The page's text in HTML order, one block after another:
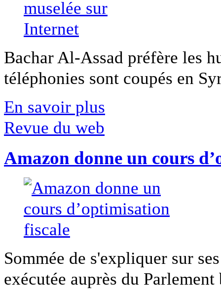
Bachar Al-Assad préfère les
téléphonies sont coupés en
En savoir plus
Revue du web
Amazon donne un cours
Sommée de s'expliquer sur
exécutée auprès du